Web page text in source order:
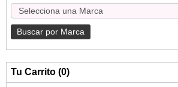
Tu Carrito (0)